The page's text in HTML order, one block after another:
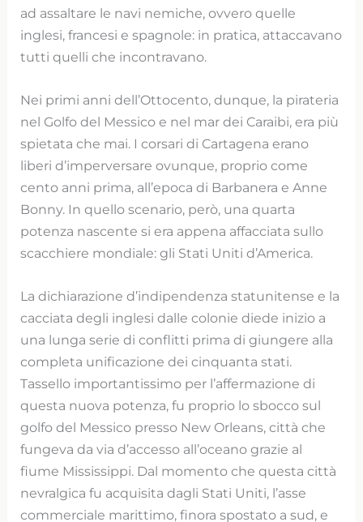
ad assaltare le navi nemiche, ovvero quelle
inglesi, francesi e spagnole: in pratica, attaccavano
tutti quelli che incontravano.
Nei primi anni dell’Ottocento, dunque, la pirateria
nel Golfo del Messico e nel mar dei Caraibi, era più
spietata che mai. I corsari di Cartagena erano
liberi d’imperversare ovunque, proprio come
cento anni prima, all’epoca di Barbanera e Anne
Bonny. In quello scenario, però, una quarta
potenza nascente si era appena affacciata sullo
scacchiere mondiale: gli Stati Uniti d’America.
La dichiarazione d’indipendenza statunitense e la
cacciata degli inglesi dalle colonie diede inizio a
una lunga serie di conflitti prima di giungere alla
completa unificazione dei cinquanta stati.
Tassello importantissimo per l’affermazione di
questa nuova potenza, fu proprio lo sbocco sul
golfo del Messico presso New Orleans, città che
fungeva da via d’accesso all’oceano grazie al
fiume Mississippi. Dal momento che questa città
nevralgica fu acquisita dagli Stati Uniti, l’asse
commerciale marittimo, finora spostato a sud, e